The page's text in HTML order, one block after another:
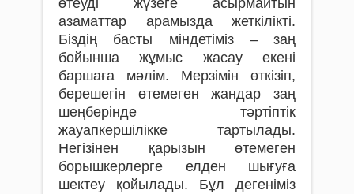
өтеуді жүзеге асырмайтын
азаматтар арамызда жеткілікті.
Біздің басты міндетіміз – заң
бойынша жұмыс жасау екені
баршаға мәлім. Мерзімін өткізіп,
берешегін өтемеген жандар заң
шеңберінде тәртіптік
жауапкершілікке тартылады.
Негізінен қарызын өтемеген
борышкерлерге елден шығуға
шектеу қойылады. Бұл дегеніміз